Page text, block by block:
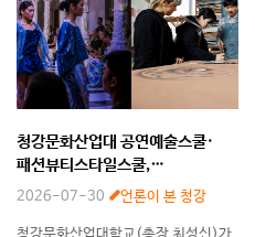
홈페이지 개편과 함께 도입된
웹소설창작전공의 피드백 프로그램은
청강문화산업대 공연예술스쿨·
패션뷰티스타일스쿨,
‘EBS미리가본대학’ 방영
2026-07-30 언론이 본 청강